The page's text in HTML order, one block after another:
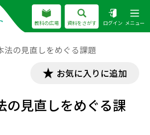
教科の広場 資料をさがす ログイン メニュー
法の見直しをめぐる課題
お気に入りに追加
の見直しをめぐる課